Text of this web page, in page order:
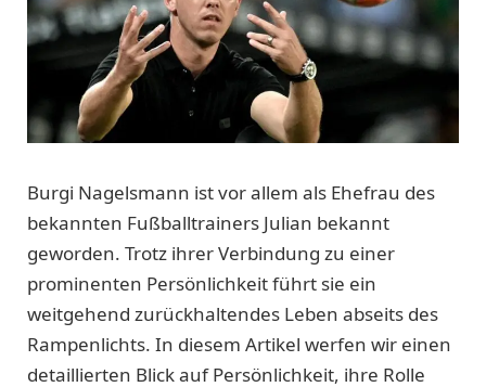
Burgi Nagelsmann ist vor allem als Ehefrau des
bekannten Fußballtrainers Julian bekannt
geworden. Trotz ihrer Verbindung zu einer
prominenten Persönlichkeit führt sie ein
weitgehend zurückhaltendes Leben abseits des
Rampenlichts. In diesem Artikel werfen wir einen
detaillierten Blick auf Persönlichkeit, ihre Rolle